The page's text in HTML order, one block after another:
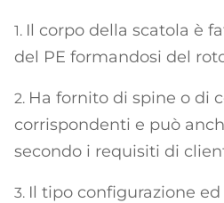
1. Il corpo della scatola è
del PE formandosi del
2. Ha fornito di spine o di
corrispondenti e può
secondo i requisiti di
3. Il tipo configurazione